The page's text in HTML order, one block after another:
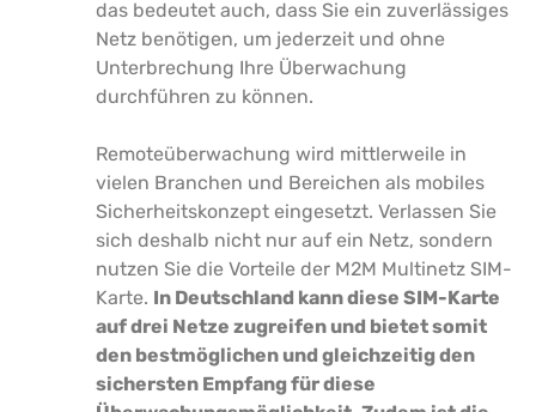
das bedeutet auch, dass Sie ein zuverlässiges
Netz benötigen, um jederzeit und ohne
Unterbrechung Ihre Überwachung
durchführen zu können.
Remoteüberwachung wird mittlerweile in
vielen Branchen und Bereichen als mobiles
Sicherheitskonzept eingesetzt. Verlassen Sie
sich deshalb nicht nur auf ein Netz, sondern
nutzen Sie die Vorteile der M2M Multinetz SIM-
Karte. In Deutschland kann diese SIM-Karte
auf drei Netze zugreifen und bietet somit
den bestmöglichen und gleichzeitig den
sichersten Empfang für diese